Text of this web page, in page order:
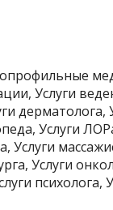
Услуги
дерматолога,
Услуги
Услуги
Услуги
психолога,